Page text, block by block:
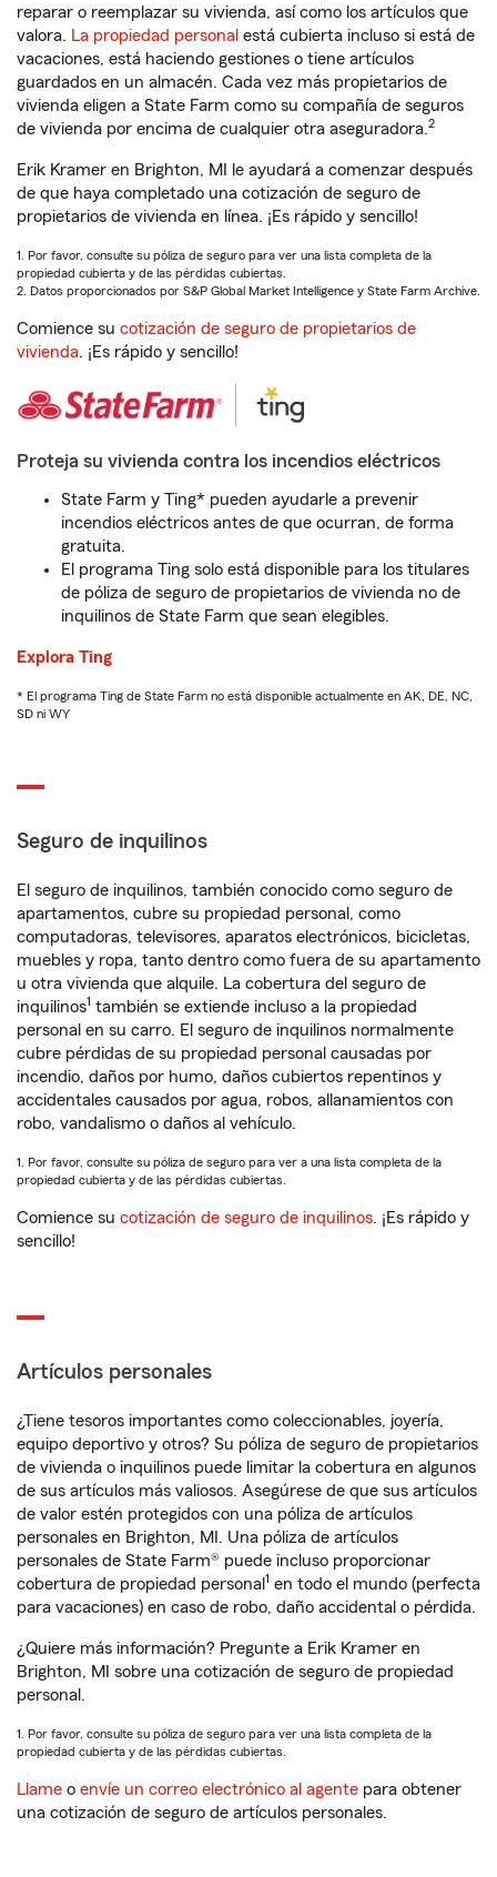
reparar o reemplazar su vivienda, así como los artículos que
valora. La propiedad personal está cubierta incluso si está de
vacaciones, está haciendo gestiones o tiene artículos
guardados en un almacén. Cada vez más propietarios de
vivienda eligen a State Farm como su compañía de seguros
de vivienda por encima de cualquier otra aseguradora.2
Erik Kramer en Brighton, MI le ayudará a comenzar después
de que haya completado una cotización de seguro de
propietarios de vivienda en línea. ¡Es rápido y sencillo!
1. Por favor, consulte su póliza de seguro para ver una lista completa de la
propiedad cubierta y de las pérdidas cubiertas.
2. Datos proporcionados por S&P Global Market Intelligence y State Farm Archive.
Comience su cotización de seguro de propietarios de
vivienda. ¡Es rápido y sencillo!
Proteja su vivienda contra los incendios eléctricos
State Farm y Ting* pueden ayudarle a prevenir
incendios eléctricos antes de que ocurran, de forma
gratuita.
El programa Ting solo está disponible para los titulares
de póliza de seguro de propietarios de vivienda no de
inquilinos de State Farm que sean elegibles.
Explora Ting
* El programa Ting de State Farm no está disponible actualmente en AK, DE, NC,
SD ni WY
Seguro de inquilinos
El seguro de inquilinos, también conocido como seguro de
apartamentos, cubre su propiedad personal, como
computadoras, televisores, aparatos electrónicos, bicicletas,
muebles y ropa, tanto dentro como fuera de su apartamento
u otra vivienda que alquile. La cobertura del seguro de
inquilinos1 también se extiende incluso a la propiedad
personal en su carro. El seguro de inquilinos normalmente
cubre pérdidas de su propiedad personal causadas por
incendio, daños por humo, daños cubiertos repentinos y
accidentales causados por agua, robos, allanamientos con
robo, vandalismo o daños al vehículo.
1. Por favor, consulte su póliza de seguro para ver a una lista completa de la
propiedad cubierta y de las pérdidas cubiertas.
Comience su cotización de seguro de inquilinos. ¡Es rápido y
sencillo!
Artículos personales
¿Tiene tesoros importantes como coleccionables, joyería,
equipo deportivo y otros? Su póliza de seguro de propietarios
de vivienda o inquilinos puede limitar la cobertura en algunos
de sus artículos más valiosos. Asegúrese de que sus artículos
de valor estén protegidos con una póliza de artículos
personales en Brighton, MI. Una póliza de artículos
personales de State Farm® puede incluso proporcionar
cobertura de propiedad personal 1 en todo el mundo (perfecta
para vacaciones) en caso de robo, daño accidental o pérdida.
¿Quiere más información? Pregunte a Erik Kramer en
Brighton, MI sobre una cotización de seguro de propiedad
personal.
1. Por favor, consulte su póliza de seguro para ver una lista completa de la
propiedad cubierta y de las pérdidas cubiertas.
Llame o envíe un correo electrónico al agente para obtener
una cotización de seguro de artículos personales.